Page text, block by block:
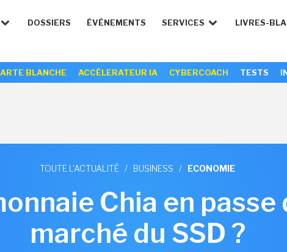
DOSSIERS ÉVÉNEMENTS SERVICES LIVRES-
BLANCHE ACCÉLERATEUR IA CYBERCOACH TESTS
TOUTE L'ACTUALITÉ / BUSINESS / ECONOMIE
Chia en passe
marché du SSD ?